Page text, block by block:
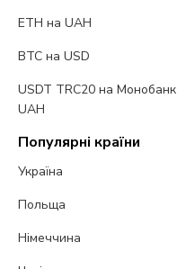
ETH на UAH
BTC на USD
USDT TRC20 на Монобанк
UAH
Популярні країни
Україна
Польща
Німеччина